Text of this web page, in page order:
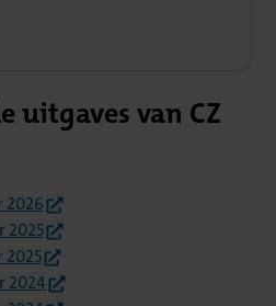
uitgaves van CZ
2026(opent in nieuw tabblad)
2025(opent in nieuw tabblad)
2025(opent in nieuw tabblad)
2024(opent in nieuw tabblad)